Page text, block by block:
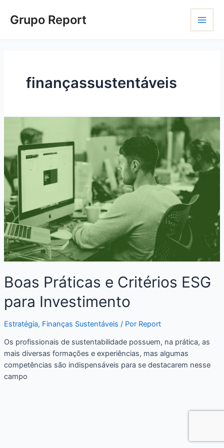
paraGrupo Report
Main
Menu
finançassustentáveis
Boas Práticas e Critérios ESG
para Investimento
Estratégia, Finanças Sustentáveis / Por Report
Os profissionais de sustentabilidade possuem, na prática, as
mais diversas formações e experiências, mas algumas
competências são indispensáveis para se destacarem nesse
campo